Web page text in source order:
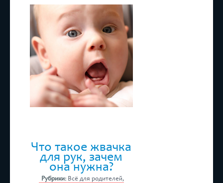
стоматология
Что такое жвачка
для рук, зачем
она нужна?
Рубрики: Всё для родителей,